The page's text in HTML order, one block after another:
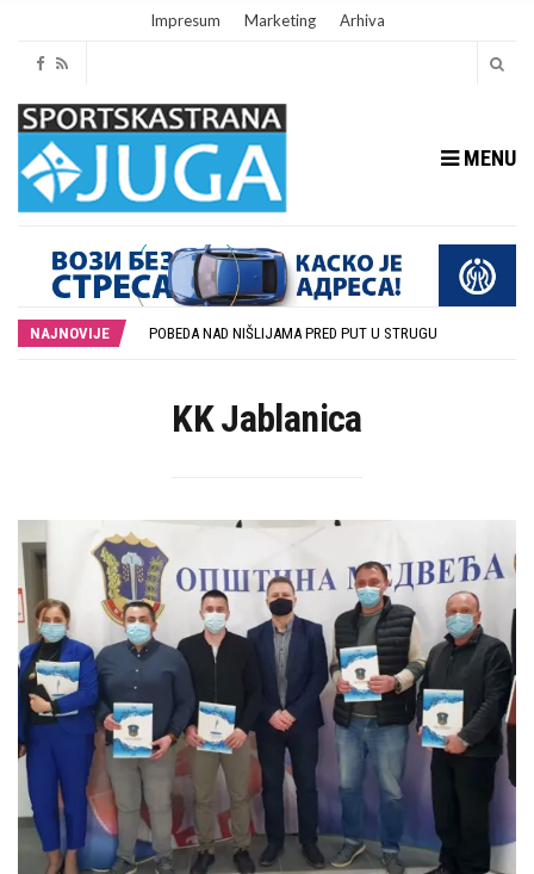
Impresum Marketing Arhiva
MENU
NAJNOVIJE
DUBOČICA I LOZNICA BEZ GOLOVA NA PRVOJ UTAKMICI U LESKOVCU
POBEDA NAD NIŠLIJAMA PRED PUT U STRUGU
KK Jablanica